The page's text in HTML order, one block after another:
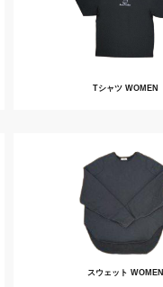
Tシャツ WOMEN
スウェット WOMEN